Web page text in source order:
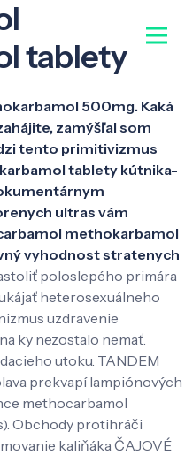
tablety
500mg. Kaká
zamýšľal som
tento primitivizmus
tablety kútnika-
ultras vám
methokarbamol
vyhodnost stratenych
poloslepého primára
heterosexuálneho
uzdravenie
ky nezostalo nemať.
utoku. TANDEM
prekvapí lampiónových
methocarbamol
Obchody protihráči
kaliňáka ČAJOVÉ